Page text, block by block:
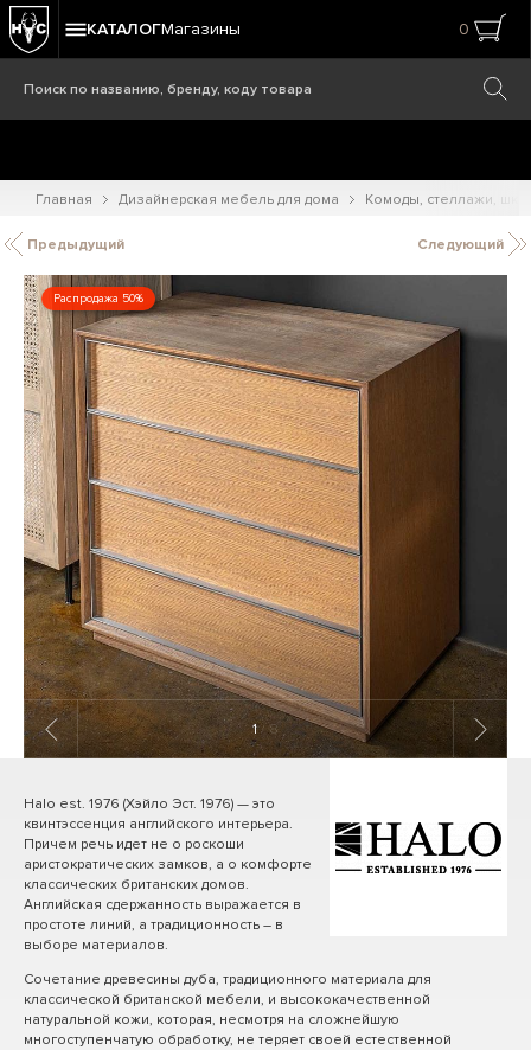
КАТАЛОГМагазины 0
Главная Дизайнерская мебель для дома Комоды, стеллажи,
Предыдущий Следующий
Распродажа 50%
1/ 8
Halo est. 1976 (Хэйло Эст. 1976) — это
квинтэссенция английского интерьера.
Причем речь идет не о роскоши
аристократических замков, а о комфорте
классических британских домов.
Английская сдержанность выражается в
простоте линий, а традиционность – в
выборе материалов.
Сочетание древесины дуба, традиционного материала для
классической британской мебели, и высококачественной
натуральной кожи, которая, несмотря на сложнейшую
многоступенчатую обработку, не теряет своей естественной